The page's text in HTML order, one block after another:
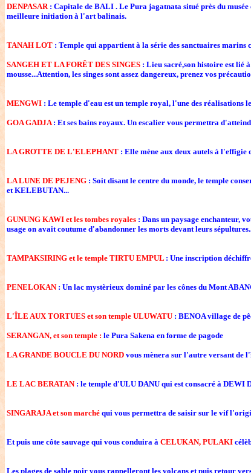
DENPASAR: Capitale de BALI . Le Pura jagatnata situé près du
meilleure initiation à l'art balinais.
TANAH LOT : Temple qui appartient à la série des sanctuaires marins
SANGEH ET LA FORÊT DES SINGES : Lieu sacré,son histoire est lié
mousse...Attention, les singes sont assez dangereux, prenez vos
MENGWI : Le temple d'eau est un temple royal, l'une des réalisations
GOA GADJA: Et ses bains royaux. Un escalier vous permettra
LA GROTTE DE L'ELEPHANT : Elle mène aux deux autels à l'effigie
LA LUNE DE PEJENG : Soit disant le centre du monde, le temple
et KELEBUTAN...
GUNUNG KAWI et les tombes royales : Dans un paysage enchanteur,
usage on avait coutume d'abandonner les morts devant leurs
TAMPAKSIRING et le temple TIRTU EMPUL : Une inscription
PENELOKAN : Un lac mystèrieux dominé par les cônes du Mont
L'ÎLE AUX TORTUES et son temple ULUWATU : BENOA village de
SERANGAN, et son temple : le Pura Sakena en forme de pagode
LA GRANDE BOUCLE DU NORD vous mènera sur l'autre versant de
LE LAC BERATAN : le temple d'ULU DANU qui est consacré à DEWI
SINGARAJA et son marché qui vous permettra de saisir sur le vif
Et puis une côte sauvage qui vous conduira à CELUKAN, PULAKI
Les plages de sable noir vous rappelleront les volcans et puis retour